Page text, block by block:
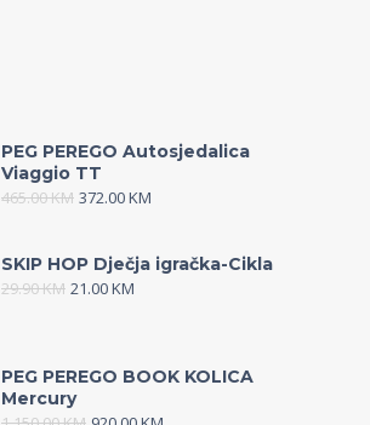
PEG PEREGO Autosjedalica
Viaggio TT
465.00KM 372.00KM
SKIP HOP Dječja igračka-Cikla
29.90KM 21.00KM
PEG PEREGO BOOK KOLICA
Mercury